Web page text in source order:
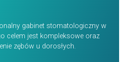
gabinet stomatologiczny w
celem jest kompleksowe oraz
zębów u dorosłych.